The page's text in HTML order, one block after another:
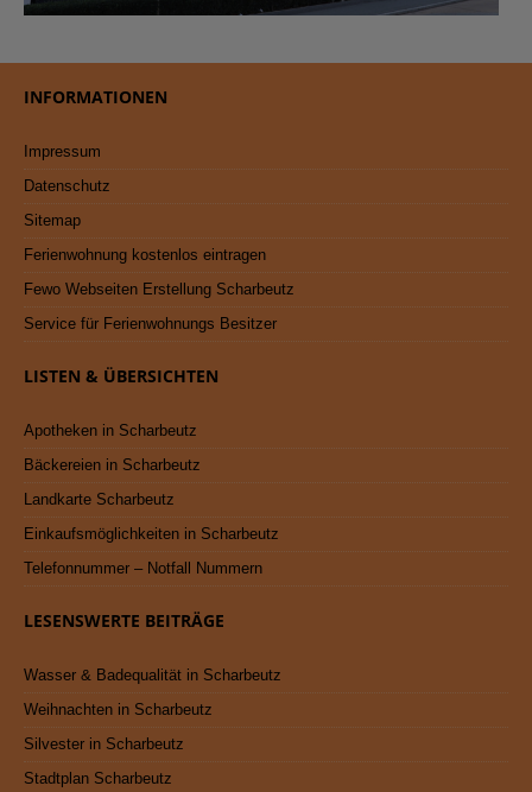
INFORMATIONEN
Impressum
Datenschutz
Sitemap
Ferienwohnung kostenlos eintragen
Fewo Webseiten Erstellung Scharbeutz
Service für Ferienwohnungs Besitzer
LISTEN & ÜBERSICHTEN
Apotheken in Scharbeutz
Bäckereien in Scharbeutz
Landkarte Scharbeutz
Einkaufsmöglichkeiten in Scharbeutz
Telefonnummer – Notfall Nummern
LESENSWERTE BEITRÄGE
Wasser & Badequalität in Scharbeutz
Weihnachten in Scharbeutz
Silvester in Scharbeutz
Stadtplan Scharbeutz